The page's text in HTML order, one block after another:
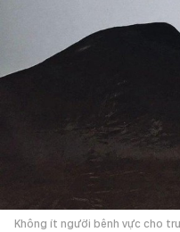
Không ít người bênh vực cho